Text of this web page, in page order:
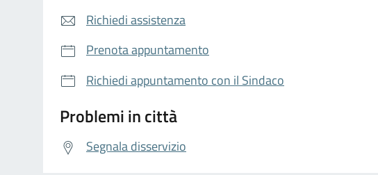
Richiedi assistenza
Prenota appuntamento
Richiedi appuntamento con il Sindaco
Problemi in città
Segnala disservizio